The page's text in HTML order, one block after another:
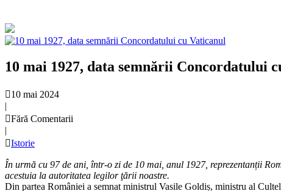
10 mai 1927, data semnării Concordatului
10 mai 2024
|
Fără Comentarii
|
Istorie
În urmă cu 97 de ani, într-o zi de 10 mai, anul 1927, reprezentanții
acestuia la autoritatea legilor ţării noastre.
Din partea României a semnat ministrul Vasile Goldiș, ministru al